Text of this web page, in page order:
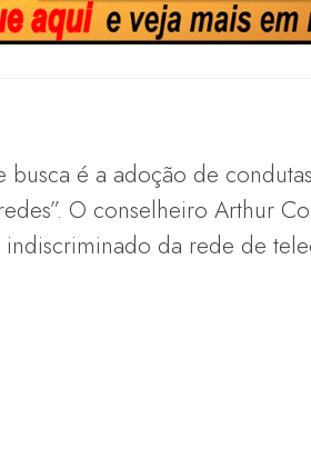
é a adoção de
O conselheiro Arthur
da rede de